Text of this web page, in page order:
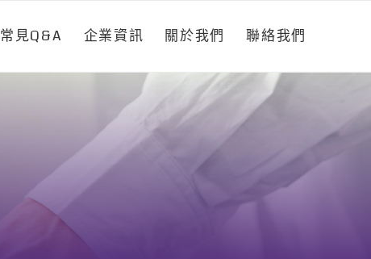
常見Q&A 企業資訊 關於我們 聯絡我們